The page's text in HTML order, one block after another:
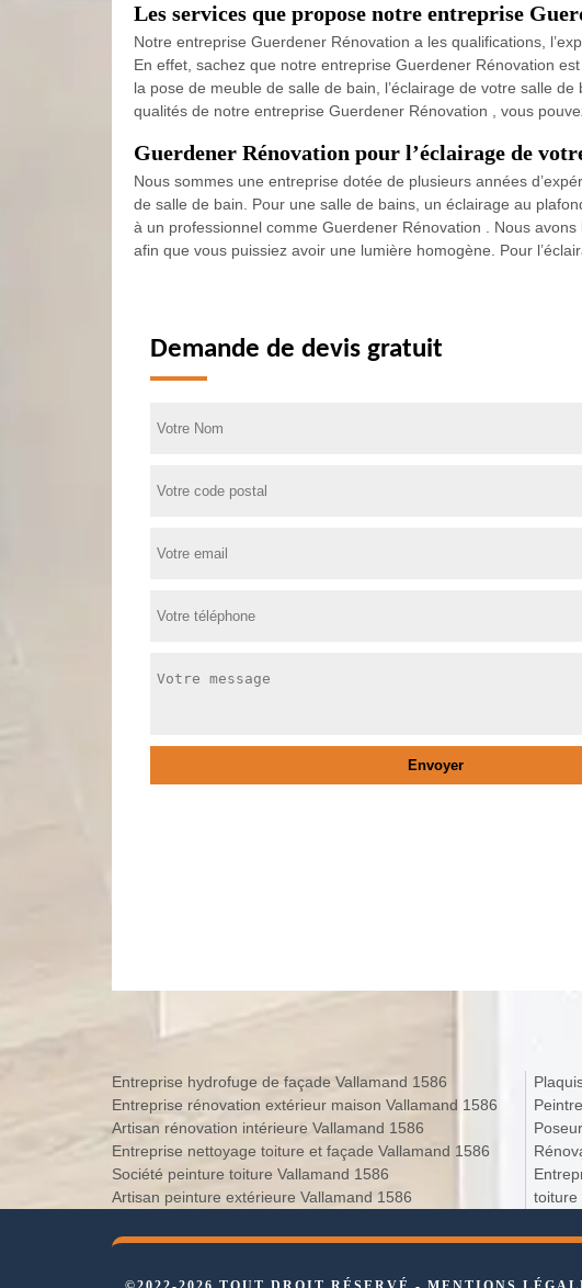
Les services que propose notre entreprise
Notre entreprise Guerdener Rénovation a les qualifications,
En effet, sachez que notre entreprise Guerdener Rénovation
la pose de meuble de salle de bain, l’éclairage de votre salle
qualités de notre entreprise Guerdener Rénovation , vous
Guerdener Rénovation pour l’éclairage de
Nous sommes une entreprise dotée de plusieurs années
de salle de bain. Pour une salle de bains, un éclairage au
à un professionnel comme Guerdener Rénovation . Nous
afin que vous puissiez avoir une lumière homogène. Pour
Demande de devis gratuit
Entreprise hydrofuge de façade Vallamand 1586
Entreprise rénovation extérieur maison Vallamand 1586
Artisan rénovation intérieure Vallamand 1586
Entreprise nettoyage toiture et façade Vallamand 1586
Société peinture toiture Vallamand 1586
Artisan peinture extérieure Vallamand 1586
toiture